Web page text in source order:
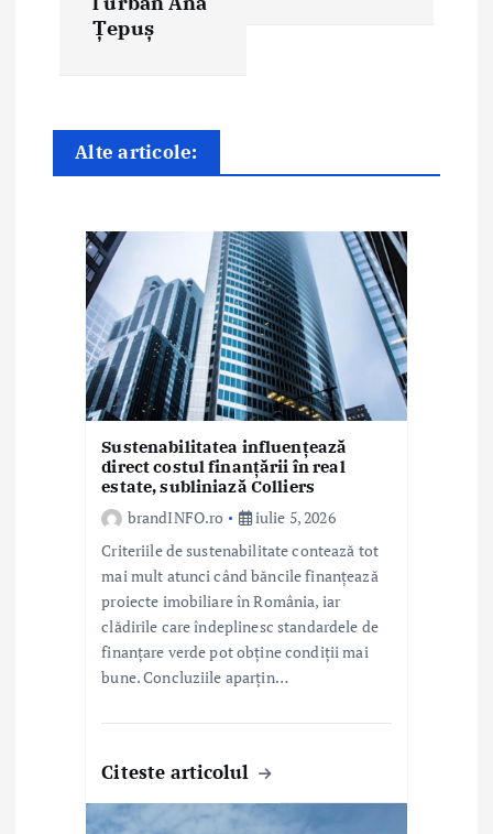
a
r
Țepuș
Alte articole:
Sustenabilitatea influențează
direct costul finanțării în real
estate, subliniază Colliers
brandINFO.ro
iulie 5, 2026
Criteriile de sustenabilitate contează tot
mai mult atunci când băncile finanțează
proiecte imobiliare în România, iar
clădirile care îndeplinesc standardele de
finanțare verde pot obține condiții mai
bune. Concluziile aparțin…
Citeste articolul